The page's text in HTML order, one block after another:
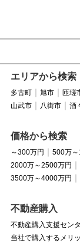
エリアから検索
多古町 旭市 匝瑳
山武市
八街市 酒
価格から検索
～300万円 500万
2000万～2500万円
3500万～4000万円
不動産購入
不動産購入支援セン
当社で購入するメリ